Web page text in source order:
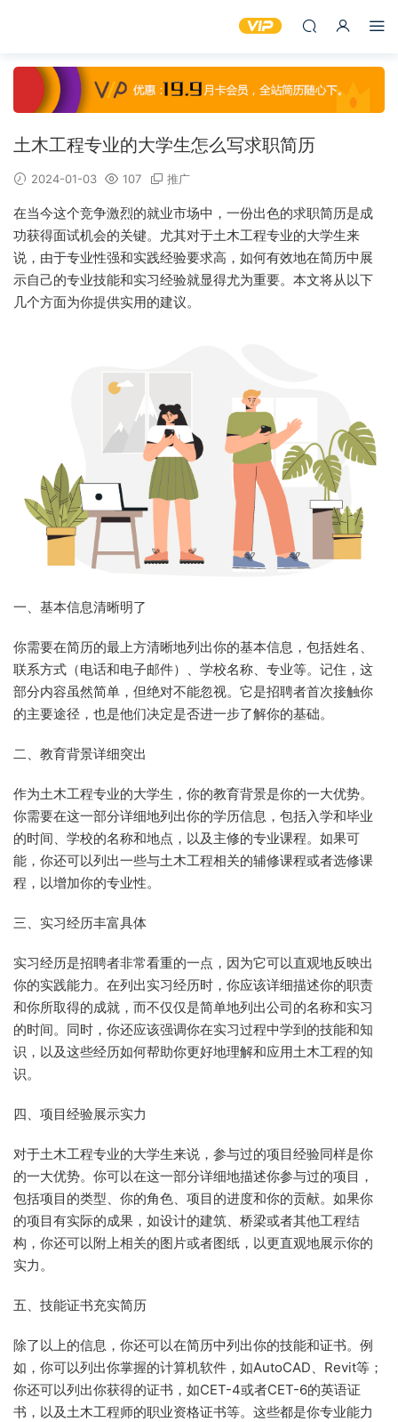
土木工程专业的大学生怎么写求职简历
2024-01-03 107 推广
在当今这个竞争激烈的就业市场中，一份出色的求职简历是成
功获得面试机会的关键。尤其对于土木工程专业的大学生来
说，由于专业性强和实践经验要求高，如何有效地在简历中展
示自己的专业技能和实习经验就显得尤为重要。本文将从以下
几个方面为你提供实用的建议。
一、基本信息清晰明了
你需要在简历的最上方清晰地列出你的基本信息，包括姓名、
联系方式（电话和电子邮件）、学校名称、专业等。记住，这
部分内容虽然简单，但绝对不能忽视。它是招聘者首次接触你
的主要途径，也是他们决定是否进一步了解你的基础。
二、教育背景详细突出
作为土木工程专业的大学生，你的教育背景是你的一大优势。
你需要在这一部分详细地列出你的学历信息，包括入学和毕业
的时间、学校的名称和地点，以及主修的专业课程。如果可
能，你还可以列出一些与土木工程相关的辅修课程或者选修课
程，以增加你的专业性。
三、实习经历丰富具体
实习经历是招聘者非常看重的一点，因为它可以直观地反映出
你的实践能力。在列出实习经历时，你应该详细描述你的职责
和你所取得的成就，而不仅仅是简单地列出公司的名称和实习
的时间。同时，你还应该强调你在实习过程中学到的技能和知
识，以及这些经历如何帮助你更好地理解和应用土木工程的知
识。
四、项目经验展示实力
对于土木工程专业的大学生来说，参与过的项目经验同样是你
的一大优势。你可以在这一部分详细地描述你参与过的项目，
包括项目的类型、你的角色、项目的进度和你的贡献。如果你
的项目有实际的成果，如设计的建筑、桥梁或者其他工程结
构，你还可以附上相关的图片或者图纸，以更直观地展示你的
实力。
五、技能证书充实简历
除了以上的信息，你还可以在简历中列出你的技能和证书。例
如，你可以列出你掌握的计算机软件，如AutoCAD、Revit等；
你还可以列出你获得的证书，如CET-4或者CET-6的英语证
书，以及土木工程师的职业资格证书等。这些都是你专业能力